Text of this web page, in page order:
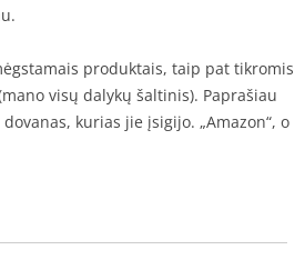
produktais, taip pat tikromis
visų dalykų šaltinis). Paprašiau
kurias jie įsigijo. „Amazon“, o